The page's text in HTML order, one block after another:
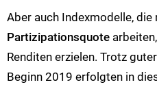
Aber auch Indexmodelle, die
Partizipationsquote
Renditen erzielen. Trotz
Beginn 2019 erfolgten in